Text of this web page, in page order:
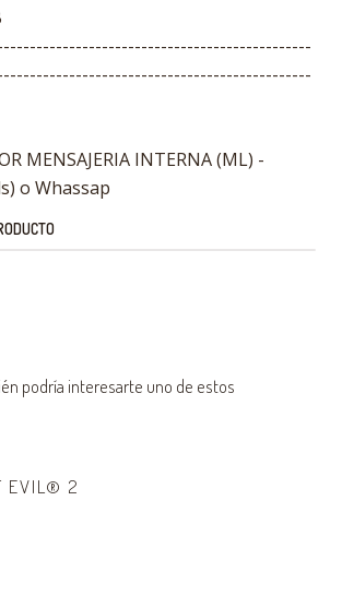
MENSAJERIA INTERNA (ML) -
o Whassap
podría interesarte uno de estos
EVIL® 2